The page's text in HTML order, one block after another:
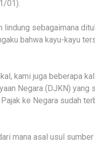
01).
lindung sebagaimana
bahwa kayu-kayu
kami juga beberapa
Negara (DJKN) yang
ke Negara sudah
mana asal usul sumber